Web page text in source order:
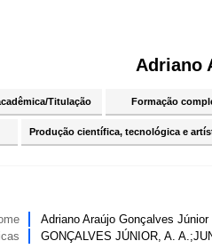
Adriano
Titulação Formação
Produção científica, tecnológica e
Adriano Araújo Gonçalves Júnior
GONÇALVES JÚNIOR, A.